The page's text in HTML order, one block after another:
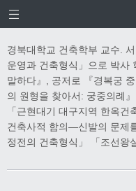
경북대학교 건축학부 교수.
운영과 건축형식」으로 박사
말하다』, 공저로 『경복궁
의 원형을 찾아서: 궁중의례
「근현대기 대구지역 한옥
건축사적 함의—신발의 문제
정전의 건축형식」 「조선왕